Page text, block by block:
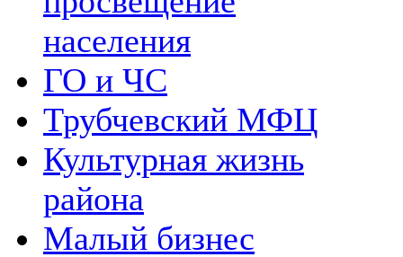
населения
ГО и ЧС
Трубчевский МФЦ
Культурная жизнь
района
Малый бизнес